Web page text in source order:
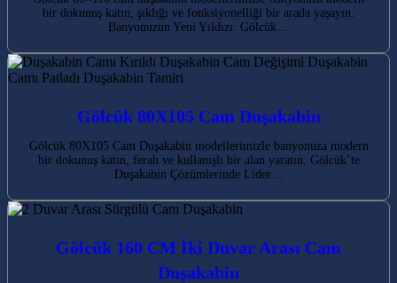
bir dokunuş katın, şıklığı ve fonksiyonelliği bir arada yaşayın.
Banyonuzun Yeni Yıldızı: Gölcük…
Gölcük 80X105 Cam Duşakabin
Gölcük 80X105 Cam Duşakabin modellerimizle banyonuza modern
bir dokunuş katın, ferah ve kullanışlı bir alan yaratın. Gölcük’te
Duşakabin Çözümlerinde Lider…
Gölcük 160 CM İki Duvar Arası Cam
Duşakabin